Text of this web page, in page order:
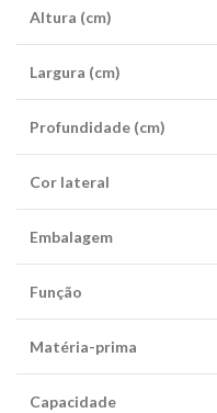
Altura (cm)
Largura (cm)
Profundidade (cm)
Cor lateral
Embalagem
Função
Matéria-prima
Capacidade